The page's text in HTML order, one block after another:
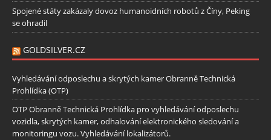
Spojené státy zakázaly dovoz humanoidních robotů z Číny, Peking
se ohradil
GOLDSILVER.CZ
Vyhledávání odposlechu a skrytých kamer Obranně Technická
Prohlídka (OTP)
OTP Obranně Technická Prohlídka pro vyhledávání odposlechu
vozidla, skrytých kamer, odhalování elektronického sledování a
monitoringu vozu. Vyhledávání lokalizátorů.